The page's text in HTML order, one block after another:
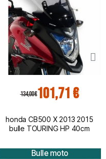
134,00 €101,71 €
honda CB500 X 2013 2015
bulle TOURING HP 40cm
Bulle moto